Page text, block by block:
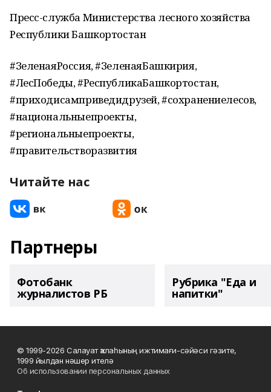
Пресс-служба Министерства лесного хозяйства
Республики Башкортостан
#ЗеленаяРоссия, #ЗеленаяБашкирия,
#ЛесПобеды, #РеспубликаБашкортостан,
#приходисамприведидрузей, #сохранениелесов,
#национальныепроекты,
#региональныепроекты,
#правительстворазвития
Читайте нас
Партнеры
Фотобанк
журналистов РБ
Рубрика "Еда и
напитки"
© 1999-2026 Салауат ҡалаһының ижтимағи-сәйәси гәзите,
1999 йылдан нәшер ителә
Об использовании персональных данных